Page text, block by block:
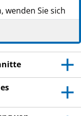
wenden Sie sich
medizinische
persönlich
an Dritte weiter.
auch wenn
wie Sie.
wenden Sie